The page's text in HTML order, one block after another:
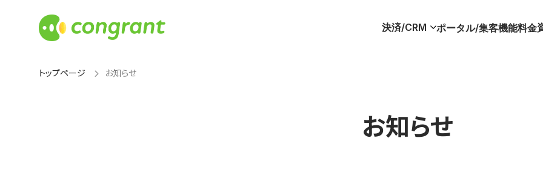
決済/CRM ポータル/集客機能料金
トップページ お知らせ
お知らせ